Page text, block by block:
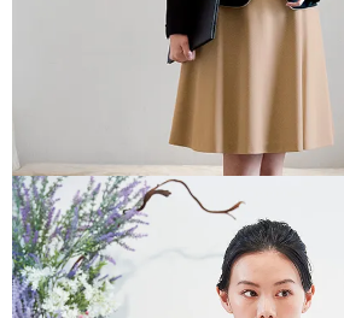
RECEPTION & COUNSELING
受付・カウンセリング
第一印象を、上品に演出する